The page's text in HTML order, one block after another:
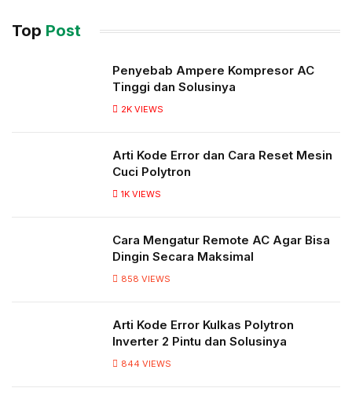
Top Post
Penyebab Ampere Kompresor AC
Tinggi dan Solusinya
2K VIEWS
Arti Kode Error dan Cara Reset Mesin
Cuci Polytron
1K VIEWS
Cara Mengatur Remote AC Agar Bisa
Dingin Secara Maksimal
858 VIEWS
Arti Kode Error Kulkas Polytron
Inverter 2 Pintu dan Solusinya
844 VIEWS